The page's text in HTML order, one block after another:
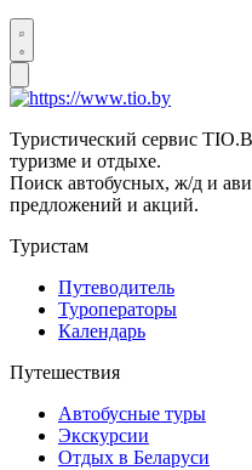
Туристический сервис
туризме и отдыхе.
Поиск автобусных, ж/д и
предложений и акций.
Туристам
Путеводитель
Туроператоры
Календарь
Путешествия
Автобусные туры
Экскурсии
Отдых в Беларуси